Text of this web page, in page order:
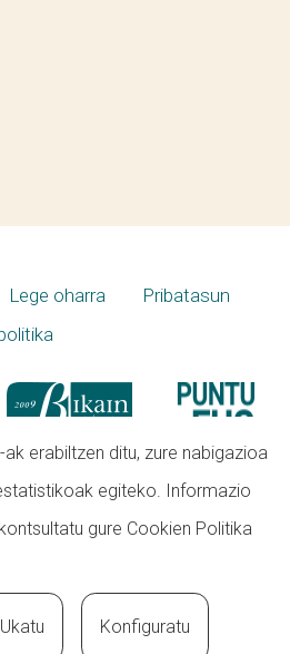
Lege oharra
Pribatasun
erabiltzen ditu, zure nabigazioa
egiteko. Informazio
gure Cookien Politika
Ukatu Konfiguratu